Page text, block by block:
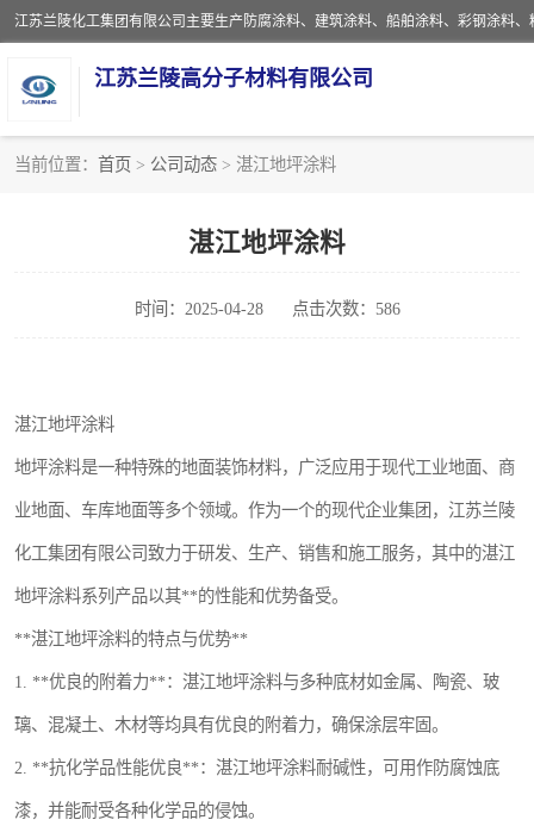
江苏兰陵高分子材料有限公司
当前位置： 首页 > 公司动态 > 湛江地坪涂料
湛江地坪涂料
时间：2025-04-28 点击次数：586
湛江地坪涂料
地坪涂料是一种特殊的地面装饰材料，广泛应用于现代工业地面、商
业地面、车库地面等多个领域。作为一个的现代企业集团，江苏兰陵
化工集团有限公司致力于研发、生产、销售和施工服务，其中的湛江
地坪涂料系列产品以其**的性能和优势备受。
**湛江地坪涂料的特点与优势**
1. **优良的附着力**：湛江地坪涂料与多种底材如金属、陶瓷、玻
璃、混凝土、木材等均具有优良的附着力，确保涂层牢固。
2. **抗化学品性能优良**：湛江地坪涂料耐碱性，可用作防腐蚀底
漆，并能耐受各种化学品的侵蚀。
聚脲涂料
建筑涂料